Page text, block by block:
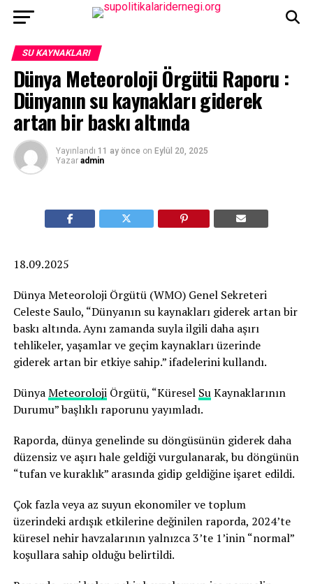
SU KAYNAKLARI
Dünya Meteoroloji Örgütü Raporu :
Dünyanın su kaynakları giderek
artan bir baskı altında
Yayınlandı 11 ay önce on Eylül 20, 2025
Yazar admin
18.09.2025
Dünya Meteoroloji Örgütü (WMO) Genel Sekreteri
Celeste Saulo, “Dünyanın su kaynakları giderek artan bir
baskı altında. Aynı zamanda suyla ilgili daha aşırı
tehlikeler, yaşamlar ve geçim kaynakları üzerinde
giderek artan bir etkiye sahip.” ifadelerini kullandı.
DünyaMeteorolojiÖrgütü, “Küresel SuKaynaklarının
Durumu” başlıklı raporunu yayımladı.
Raporda, dünya genelinde su döngüsünün giderek daha
düzensiz ve aşırı hale geldiği vurgulanarak, bu döngünün
“tufan ve kuraklık” arasında gidip geldiğine işaret edildi.
Çok fazla veya az suyun ekonomiler ve toplum
üzerindeki ardışık etkilerine değinilen raporda, 2024’te
küresel nehir havzalarının yalnızca 3’te 1’inin “normal”
koşullara sahip olduğu belirtildi.